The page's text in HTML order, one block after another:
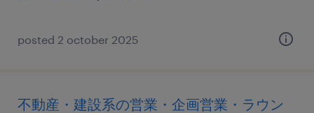
posted 2 october 2025
不動産・建設系の営業・企画営業・ラウン